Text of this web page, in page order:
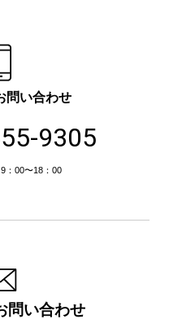
問い合わせ
9305
：00〜18：00
問い合わせ